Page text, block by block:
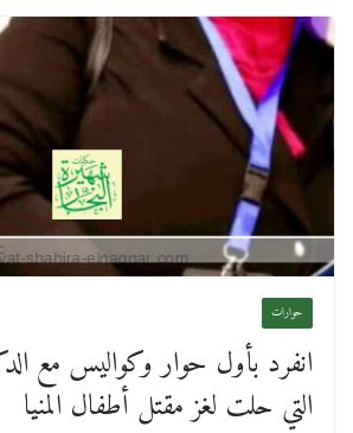
حوارات
انفرد بأول حوار وكواليس مع
التي حلت لغز مقتل أطفال المنيا